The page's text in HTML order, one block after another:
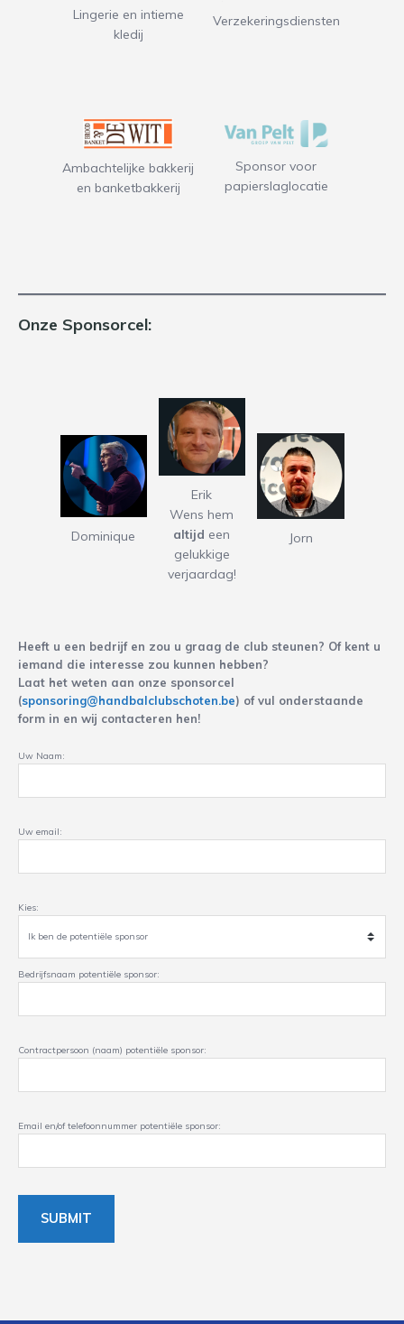
Lingerie en intieme
kledij
Verzekeringsdiensten
Ambachtelijke bakkerij
en banketbakkerij
Sponsor voor
papierslaglocatie
Onze Sponsorcel:
Dominique
Erik
Wens hem
altijd een
gelukkige
verjaardag!
Jorn
Heeft u een bedrijf en zou u graag de club steunen? Of kent u
iemand die interesse zou kunnen hebben?
Laat het weten aan onze sponsorcel
(sponsoring@handbalclubschoten.be) of vul onderstaande
form in en wij contacteren hen!
Uw Naam:
Uw email:
Kies:
Bedrijfsnaam potentiële sponsor:
Contractpersoon (naam) potentiële sponsor:
Email en/of telefoonnummer potentiële sponsor: